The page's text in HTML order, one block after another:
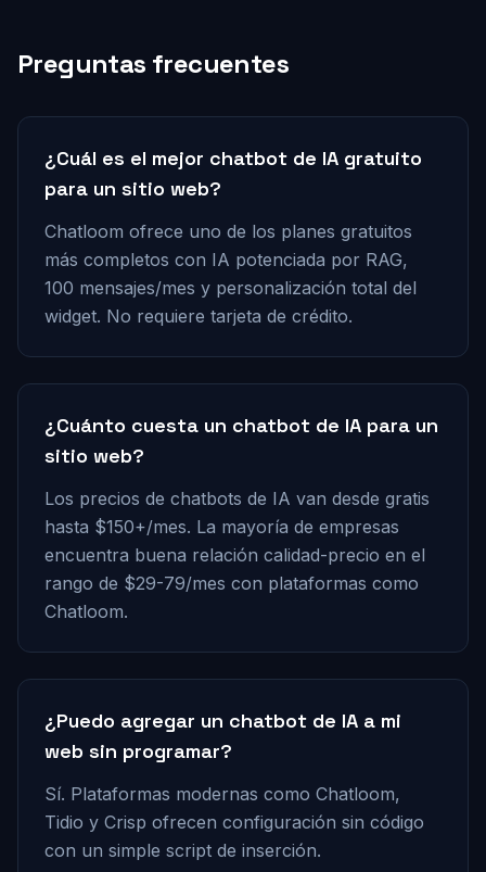
Preguntas frecuentes
¿Cuál es el mejor chatbot de IA gratuito
para un sitio web?
Chatloom ofrece uno de los planes gratuitos
más completos con IA potenciada por RAG,
100 mensajes/mes y personalización total del
widget. No requiere tarjeta de crédito.
¿Cuánto cuesta un chatbot de IA para un
sitio web?
Los precios de chatbots de IA van desde gratis
hasta $150+/mes. La mayoría de empresas
encuentra buena relación calidad-precio en el
rango de $29-79/mes con plataformas como
Chatloom.
¿Puedo agregar un chatbot de IA a mi
web sin programar?
Sí. Plataformas modernas como Chatloom,
Tidio y Crisp ofrecen configuración sin código
con un simple script de inserción.